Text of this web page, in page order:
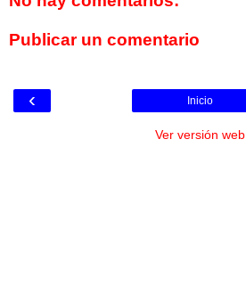
Publicar un comentario
‹ Inicio
Ver versión web